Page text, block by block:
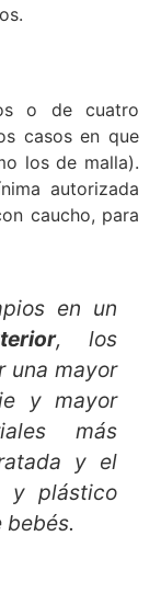
o de cuatro
casos en que
los de malla).
autorizada
caucho, para
en un
, los
una mayor
y mayor
más
y el
y plástico
bebés.